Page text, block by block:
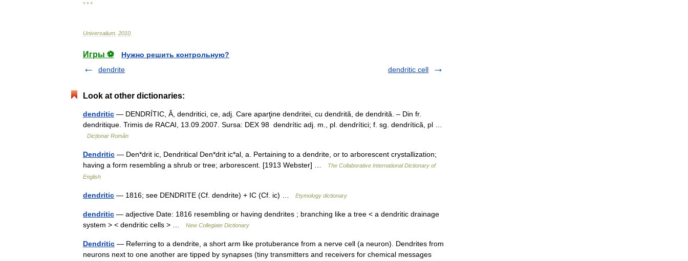
* * *
Universalium 2010
Игры ⚽
Нужно решить контрольную?
dendrite
dendritic cell
Look at other dictionaries:
dendritic — DENDRÍTIC, Ă, dendritici, ce, adj. Care aparţine dendritei, cu dendrită, de dendrită. – Din fr.
dendritique. Trimis de RACAI, 13.09.2007. Sursa: DEX 98 dendrític adj. m., pl. dendrítici; f. sg. dendrítică, pl …
Dicționar Român
Dendritic — Den*drit ic, Dendritical Den*drit ic*al, a. Pertaining to a dendrite, or to arborescent crystallization;
having a form resembling a shrub or tree; arborescent. [1913 Webster] …
The Collaborative International Dictionary of
English
dendritic — 1816; see DENDRITE (Cf. dendrite) + IC (Cf. ic) … Etymology dictionary
dendritic — adjective Date: 1816 resembling or having dendrites ; branching like a tree < a dendritic drainage
system > < dendritic cells > …
New Collegiate Dictionary
Dendritic — Referring to a dendrite, a short arm like protuberance from a nerve cell (a neuron). Dendrites from
neurons next to one another are tipped by synapses (tiny transmitters and receivers for chemical messages